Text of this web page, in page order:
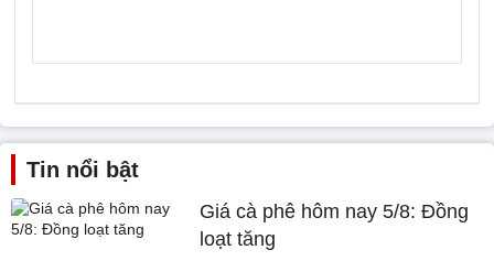
Tin nổi bật
Giá cà phê hôm nay 5/8: Đồng
loạt tăng